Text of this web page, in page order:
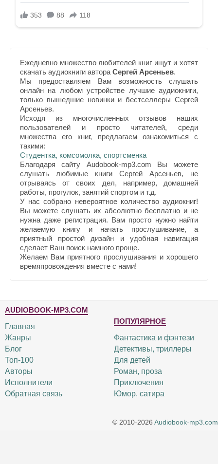
Ежедневно множество любителей книг ищут и хотят
скачать аудиокниги автора Сергей Арсеньев.
Мы предоставляем Вам возможность слушать
онлайн на любом устройстве лучшие аудиокниги,
только вышедшие новинки и бестселлеры Сергей
Арсеньев.
Исходя из многочисленных отзывов наших
пользователей и просто читателей, среди
множества его книг, предлагаем ознакомиться с
такими:
Студентка, комсомолка, спортсменка
Благодаря сайту Audobook-mp3.com Вы можете
слушать любимые книги Сергей Арсеньев, не
отрываясь от своих дел, например, домашней
работы, прогулок, занятий спортом и т.д.
У нас собрано невероятное количество аудиокниг!
Вы можете слушать их абсолютно бесплатно и не
нужна даже регистрация. Вам просто нужно найти
желаемую книгу и начать прослушивание, а
приятный простой дизайн и удобная навигация
сделает Ваш поиск намного проще.
Желаем Вам приятного прослушивания и хорошего
времяпровождения вместе с нами!
AUDIOBOOK-MP3.COM
Главная
Жанры
Блог
Топ-100
Авторы
Исполнители
Обратная связь
ПОПУЛЯРНОЕ
Фантастика и фэнтези
Детективы, триллеры
Для детей
Роман, проза
Приключения
Юмор, сатира
© 2010-2026 Audiobook-mp3.com